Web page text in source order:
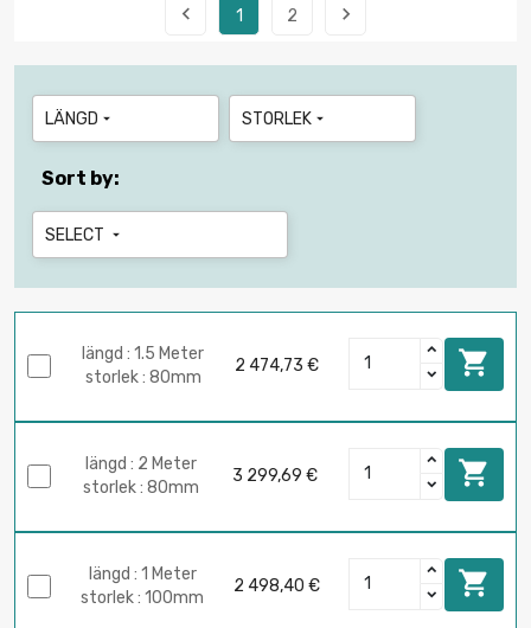
 1 2 
LÄNGD  STORLEK 
Sort by:
SELECT 
längd : 1.5 Meter
storlek : 80mm
2 474,73 € 
längd : 2 Meter
storlek : 80mm
3 299,69 € 
längd : 1 Meter
storlek : 100mm
2 498,40 € 